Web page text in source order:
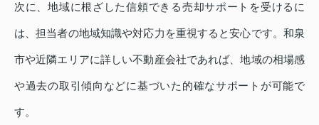
次に、地域に根ざした信頼できる売却サポートを受けるに
は、担当者の地域知識や対応力を重視すると安心です。和泉
市や近隣エリアに詳しい不動産会社であれば、地域の相場感
や過去の取引傾向などに基づいた的確なサポートが可能で
す。